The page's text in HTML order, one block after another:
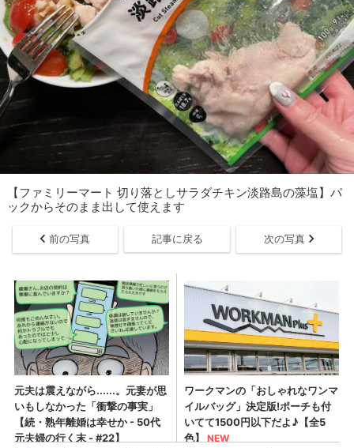
【ファミリーマート 切り落としサラダチキン淡路島の藻塩】パ
ックからそのまま出して使えます
前の写真 記事に戻る 次の写真